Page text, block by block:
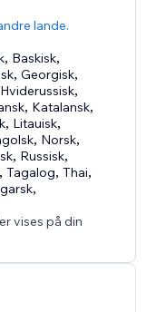
lande.
, Baskisk,
,Georgisk,
Hviderussisk,
, Katalansk,
, Litauisk,
, Norsk,
, Russisk,
,Tagalog,Thai,
,
vises på din